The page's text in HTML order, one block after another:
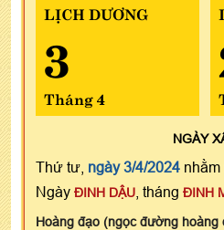
LỊCH DƯƠNG
3
Tháng 4
NGÀY
Thứ tư, ngày 3/4/2024 nhằm
Ngày ĐINH DẬU , tháng ĐINH
Hoàng đạo (ngọc đường hoàng